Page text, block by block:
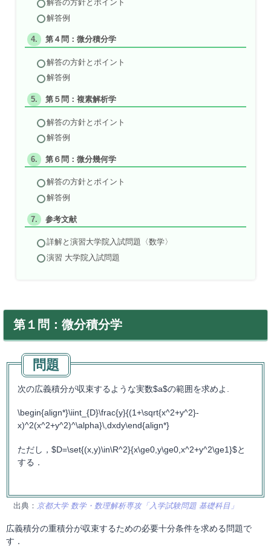
解答の方針とポイント
解答例
第４問：微分積分学
解答の方針とポイント
解答例
第５問：複素解析学
解答の方針とポイント
解答例
第６問：微分幾何学
解答の方針とポイント
解答例
参考文献
詳解と演習大学院入試問題〈数学〉
演習 大学院入試問題
第１問：微分積分学
次の広義積分が収束するような実数$a$の範囲を求めよ.
\begin{align*}\iint_{D}\frac{y}{(1+\sqrt{x^2+y^2}-
x)^2(x^2+y^2)^\alpha}\,dxdy\end{align*}
ただし，$D=\set{(x,y)\in\R^2}{x\ge0,y\ge0,x^2+y^2\ge1}$と
する．
出典： 京都大学 数学・数理解析専攻「入学試験問題 基礎科目」
広義積分の重積分が収束するための必要十分条件を求める問題で
す．